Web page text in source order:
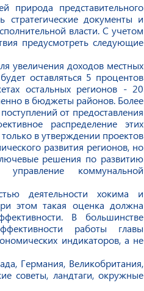
природа представительного
стратегические документы и
власти. С учетом
предусмотреть следующие
увеличения доходов местных
оставляться 5 процентов
остальных регионов - 20
в бюджеты районов. Более
от предоставления
распределение этих
в утверждении проектов
развития регионов, но
решения по развитию
коммунальной
деятельности хокима и
этом такая оценка должна
В большинстве
работы главы
индикаторов, а не
Германия, Великобритания,
советы, ландтаги, окружные